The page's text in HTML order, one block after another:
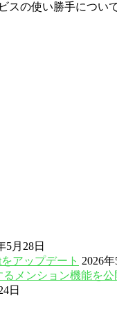
スの使い勝手につい
5月28日
をアップデート 2026年
メンション機能を公
日